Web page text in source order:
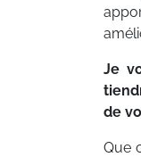
Je
de
Que